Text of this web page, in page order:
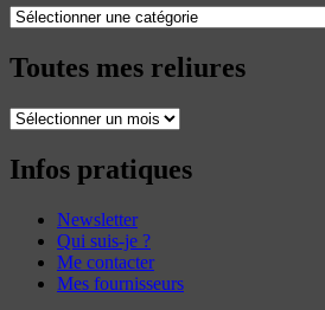
Catégories
Toutes mes reliures
Toutes
reliures
Infos pratiques
Newsletter
Qui suis-je ?
Me contacter
Mes fournisseurs